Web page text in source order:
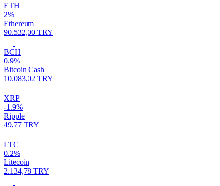
ETH
2%
Ethereum
90.532,00 TRY
BCH
0.9%
Bitcoin Cash
10.083,02 TRY
XRP
-1.9%
Ripple
49,77 TRY
LTC
0.2%
Litecoin
2.134,78 TRY